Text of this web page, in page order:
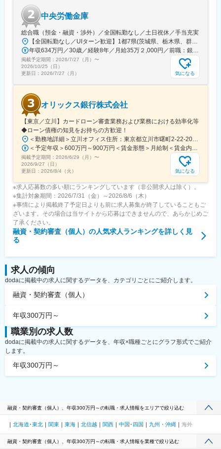
■研修体制
中途入社者が8割以上。入社時研修、フォローアップ研修、OJT、
資格取得支援など、段階的に成長できる体制を整えています。
変更の範囲：会社の定める業務
中央労働金庫
総合職（預金・融資・渉外）／全国転勤なし／土日祝休／手当充実
【全国転勤なし／UIターン歓迎】1都7県(茨城県、栃木県、群馬県、埼玉県、千葉県、東京都、神奈川県、山梨県)内の本支店、本部にて勤務いただきます。
年収634万円／30歳／経験8年／月給35万２,000円／前職：銀行 年収558万円／28歳／経験6年／月給30万9,700円／前職：法人営業
掲載予定期間： 2026/7/27（月） 〜
2026/10/25（日）
更新日： 2026/7/27（月） 気になる
オリックス銀行株式会社
【東京／立川】カードローン審査業務および業務における効率化等
◆ローン債権の知見をお持ちの方歓迎！
＜勤務地詳細＞立川オフィス住所：東京都立川市曙町2-22-20 立川センタービル 勤務地最寄駅：JR線／立川駅受動喫煙対策：屋内全面禁煙変更の範囲：会社の定める事業所（リモートワーク含む）
＜予定年収＞600万円～900万円＜賃金形態＞月給制＜賃金内訳＞月額（基本給）：350,000円～450,000円＜月給＞350,000円～450,000円＜昇給有無＞有＜残業手当＞有＜給与補足＞※前職でのご経験・能力を考慮した上で、当行規定により決定いたします。賃金はあくまでも目安の金額であり、選考を通じて上下する可能性があります。月給(月額)は固定手当を含めた表記です。
掲載予定期間： 2026/6/29（月） 〜
2026/9/27（日）
更新日： 2026/8/4（火） 気になる
※求人応募数の多い順にランキングしています（非公開求人は除く）。
※集計対象期間：2026/7/31（金）～2026/8/6（木）
※事情により掲載終了予定日よりも前に求人募集が終了していることもご
ざいます。その場合は当サイトから応募はできませんので、あらかじめご
了承ください。
融資・契約審査（個人） の人気求人ランキングを詳しく見
る
求人の傾向
dodaに掲載中の求人に関するデータを、カテゴリごとにご紹介します。
融資・契約審査（個人）
年収300万円～
職業別の求人数
dodaに掲載中の求人に関するデータを、年収×職種ごとにグラフ形式でご紹介
します。
年収300万円～
融資・契約審査（個人）、年収300万円～の転職・求人情報をエリアで絞り込む
北海道･東北 関東 東海 北信越 関西 中国･四国 九州・沖縄 海外
融資・契約審査（個人）、年収300万円～の転職・求人情報を業種で絞り込む